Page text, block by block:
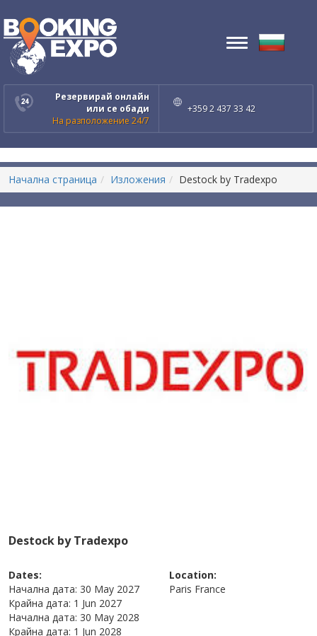
Резервирай онлайн
или се обади
На разположение 24/7
+359 2 437 33 42
Toggle
Начална страница Изложения Destock by Tradexpo
Destock by Tradexpo
Dates:
Начална дата: 30 May 2027
Крайна дата: 1 Jun 2027
Начална дата: 30 May 2028
Крайна дата: 1 Jun 2028
Location:
Paris France